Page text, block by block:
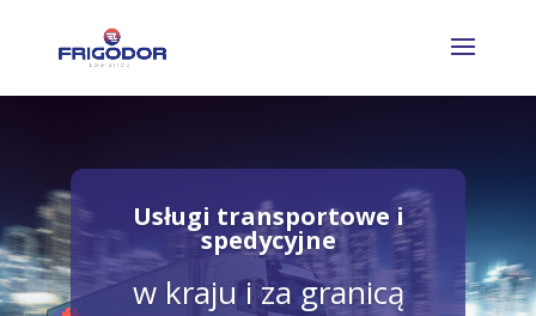
Usługi transportowe i
spedycyjne
w kraju i za granicą